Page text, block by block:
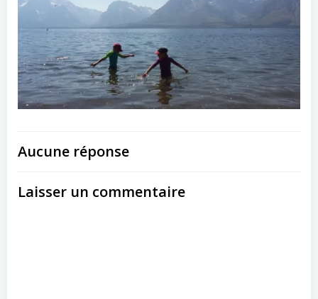
Aucune réponse
Laisser un commentaire